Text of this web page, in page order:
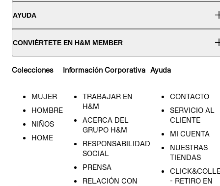
AYUDA
CONVIÉRTETE EN H&M MEMBER
Colecciones
MUJER
HOMBRE
NIÑOS
HOME
Información Corporativa
TRABAJAR EN
H&M
ACERCA DEL
GRUPO H&M
RESPONSABILIDAD
SOCIAL
PRENSA
RELACIÓN CON
Ayuda
CONTACTO
SERVICIO AL
CLIENTE
MI CUENTA
NUESTRAS
TIENDAS
- RETIRO EN